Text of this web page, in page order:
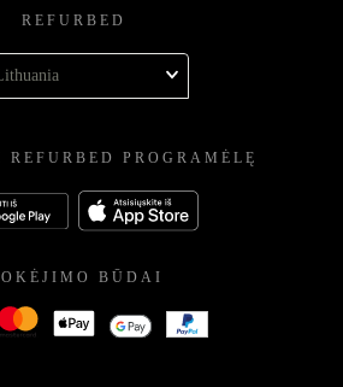
REFURBED
PROGRAMĖLĘ
BŪDAI